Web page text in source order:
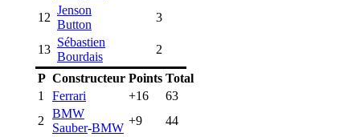
12
Jenson
Button
3
13
Sébastien
Bourdais
2
P Constructeur Points Total
1
Ferrari +16
63
2
BMW
Sauber-BMW
+9 44